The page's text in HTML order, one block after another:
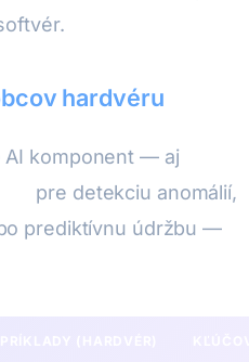
hardvéru
AI komponent — aj
pre detekciu anomálií,
prediktívnu údržbu —